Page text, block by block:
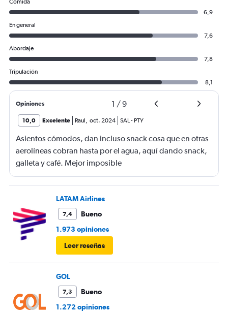
Comida
6,9
En general
7,6
Abordaje
7,8
Tripulación
8,1
Opiniones 1 /9
10,0 Excelente Raul, oct. 2024 SAL- PTY
Asientos cómodos, dan incluso snack cosa que en otras
aerolíneas cobran hasta por el agua, aquí dando snack,
galleta y café. Mejor imposible
LATAM Airlines
7,4
Bueno
1.973 opiniones
Leer reseñas
GOL
7,3
Bueno
1.272 opiniones